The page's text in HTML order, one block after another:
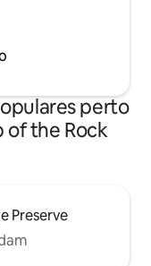
perto
of the Rock
Preserve